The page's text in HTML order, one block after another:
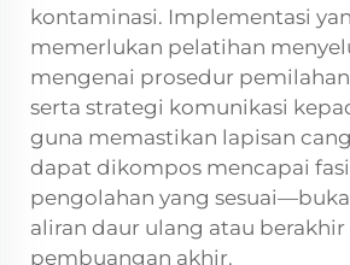
kontaminasi. Implementasi
memerlukan pelatihan
mengenai prosedur
serta strategi komunikasi
guna memastikan lapisan
dapat dikompos mencapai
pengolahan yang
aliran daur ulang atau
pembuangan akhir.